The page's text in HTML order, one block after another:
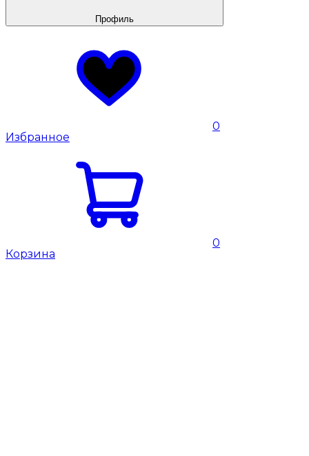
Профиль
0
Избранное
0
Корзина